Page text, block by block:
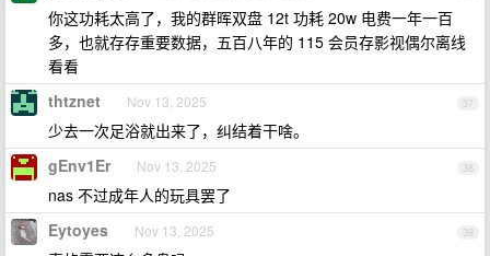
你这功耗太高了，我的群晖双盘 12t 功耗 20w 电费一年一百
多，也就存存重要数据，五百八年的 115 会员存影视偶尔离线
看看
37
thtznet Nov 13, 2025
少去一次足浴就出来了，纠结着干啥。
38
gEnv1Er Nov 13, 2025
nas 不过成年人的玩具罢了
39
Eytoyes Nov 13, 2025